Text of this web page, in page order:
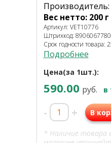
Вес нетто: 200 г
Артикул: VET10776
Штрихкод:
Срок годности товара:
Подробнее
Цена(за 1шт.):
590.00 руб. в
- + В
* Наличие товара